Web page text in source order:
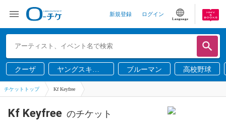
新規登録 ログイン
Language
クーザ
ヤングスキニ
ー
ブルーマン 高校野球
チケットトップ Kf Keyfree
Kf Keyfree のチケット